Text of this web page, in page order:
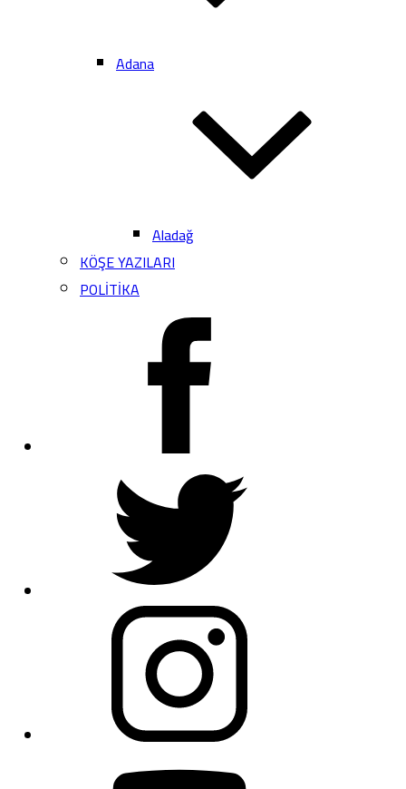
Adana
Aladağ
KÖŞE YAZILARI
POLİTİKA